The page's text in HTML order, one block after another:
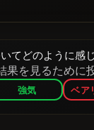
てどのように感
果を見るために
強気 ベア